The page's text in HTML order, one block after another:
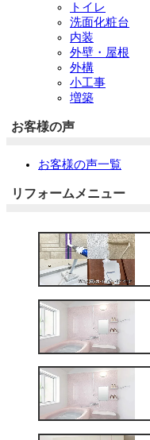
トイレ
洗面化粧台
内装
外壁・屋根
外構
小工事
増築
お客様の声
お客様の声一覧
リフォームメニュー